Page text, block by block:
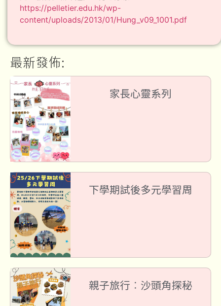
最新發佈:
家長心靈系列
下學期試後多元學習周
親子旅行︰沙頭角探秘
https://pelletier.edu.hk/wp-
content/uploads/2013/01/Hung_v09_1001.pdf